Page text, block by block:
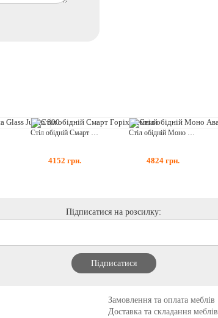
4152 грн. 4824 грн.
Підписатися на розсилку:
Замовлення та оплата меблів
Доставка та складання меблів